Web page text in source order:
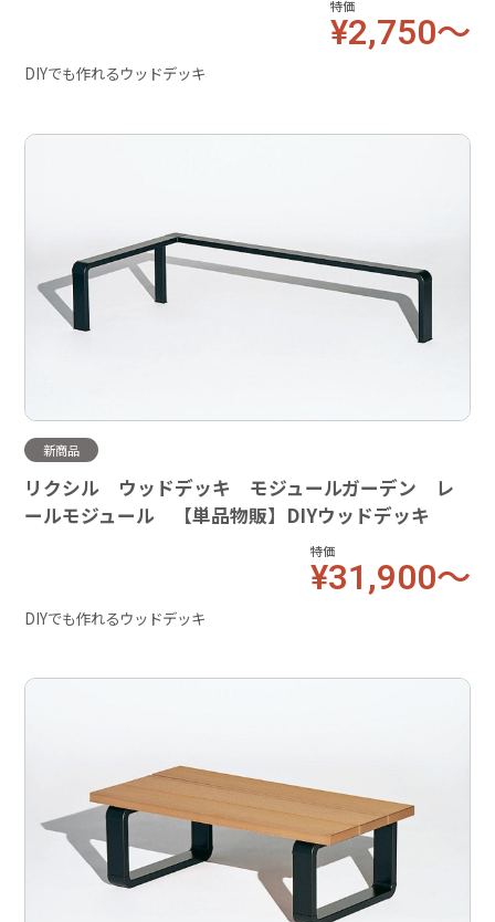
特価
¥2,750～
DIYでも作れるウッドデッキ
新商品
リクシル ウッドデッキ モジュールガーデン レ
ールモジュール 【単品物販】DIYウッドデッキ
特価
¥31,900～
DIYでも作れるウッドデッキ